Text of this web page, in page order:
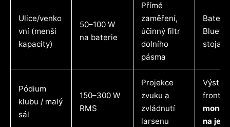
Ulice/venko
vní (menší
kapacity)
50–100 W
na baterie
Přímé
zaměření,
účinný filtr
dolního
pásma
stojan
Pódium
klubu / malý
sál
150–300 W
RMS
Projekce
zvuku a
zvládnutí
larsenu
front a
na